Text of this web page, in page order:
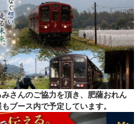
さんのご協力を頂き、肥薩おれん
ブース内で予定しています。